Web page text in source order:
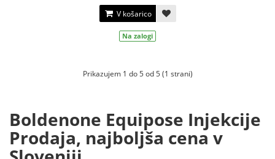
V košarico
Na zalogi
Prikazujem 1 do 5 od 5 (1 strani)
Boldenone Equipose Injekcije
Prodaja, najboljša cena v